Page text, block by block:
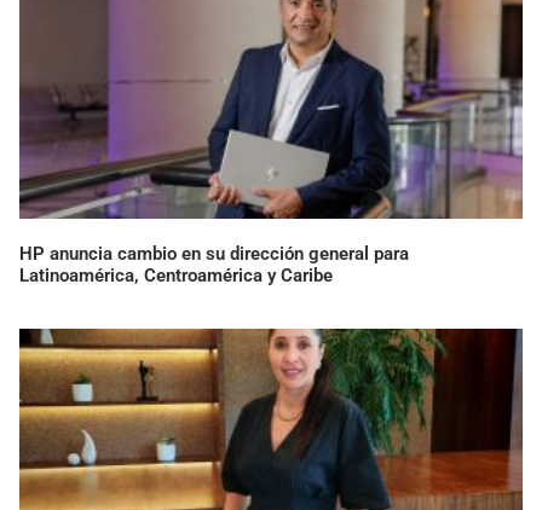
HP anuncia cambio en su dirección general para
Latinoamérica, Centroamérica y Caribe